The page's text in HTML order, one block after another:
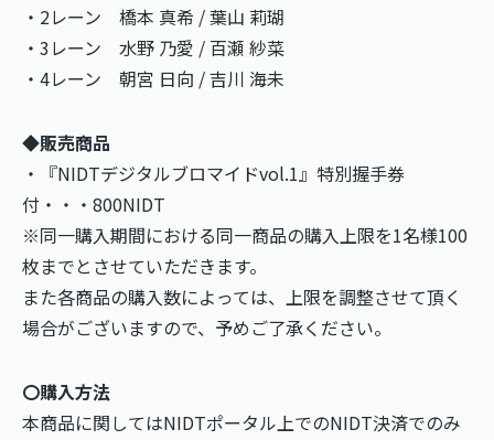
・2レーン 橋本 真希 / 葉山 莉瑚
・3レーン 水野 乃愛 / 百瀬 紗菜
・4レーン 朝宮 日向 / 吉川 海未
◆販売商品
・『NIDTデジタルブロマイドvol.1』特別握手券
付・・・800NIDT
※同一購入期間における同一商品の購入上限を1名様100
枚までとさせていただきます。
また各商品の購入数によっては、上限を調整させて頂く
場合がございますので、予めご了承ください。
〇購入方法
本商品に関してはNIDTポータル上でのNIDT決済でのみ